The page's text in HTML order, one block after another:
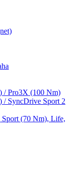
/ Pro3X (100 Nm)
/ SyncDrive Sport 2
(70 Nm), Life,